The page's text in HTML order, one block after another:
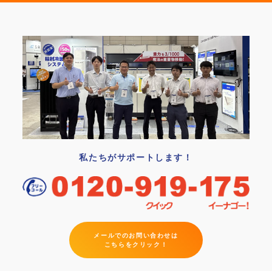
私たちがサポートします！
メールでのお問い合わせは
こちらをクリック！